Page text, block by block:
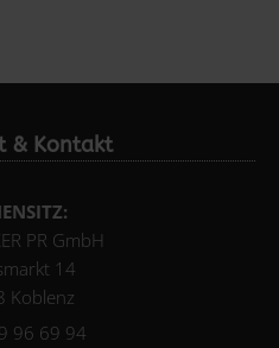
& Kontakt
PR GmbH
14
Koblenz
96 69 94